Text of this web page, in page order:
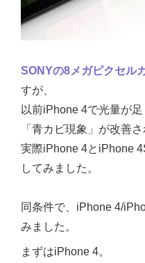
SONYの8メガピクセル
すが、
以前iPhone 4で光量が
「青カビ現象」が改善さ
実際iPhone 4とiPhone
してみました。
同条件で、iPhone 4/
みました。
まずはiPhone 4。